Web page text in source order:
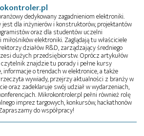
dedykowany zagadnieniom elektroniki.
jest dla inżynierów i konstruktorów, projektantów
oraz dla studentów uczelni
elektroniki. Zaglądają tu właściciele
działów R&D, zarządzający średniego
dużych przedsiębiorstw. Oprócz artykułów
znajdzie tu porady i pełne kursy
informacje o trendach w elektronice, a także
wywiady, przejrzy aktualności z branży w
oraz zadeklaruje swój udział w wydarzeniach,
Mikrokontroler.pl pełni również rolę
imprez targowych, konkursów, hackathonów
do współpracy!